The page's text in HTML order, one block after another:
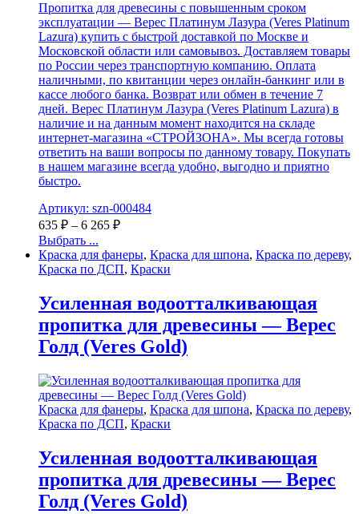
Пропитка для древесины с повышенным сроком
эксплуатации — Верес Платинум Лазура (Veres Platinum
Lazura) купить с быстрой доставкой по Москве и
Московской области или самовывоз. Доставляем товары
по России через транспортную компанию. Оплата
наличными, по квитанции через онлайн-банкинг или в
кассе любого банка. Возврат или обмен в течение 7
дней. Верес Платинум Лазура (Veres Platinum Lazura) в
наличие и на данным момент находится на складе
интернет-магазина «СТРОЙЗОНА». Мы всегда готовы
ответить на ваши вопросы по данному товару. Покупать
в нашем магазине всегда удобно, выгодно и приятно
быстро.
Артикул: szn-000484
635 ₽ – 6 265 ₽
Выбрать ...
Краска для фанеры, Краска для шпона, Краска по дереву,
Краска по ДСП, Краски
Усиленная водоотталкивающая
пропитка для древесины — Верес
Голд (Veres Gold)
Краска для фанеры, Краска для шпона, Краска по дереву,
Краска по ДСП, Краски
Усиленная водоотталкивающая
пропитка для древесины — Верес
Голд (Veres Gold)